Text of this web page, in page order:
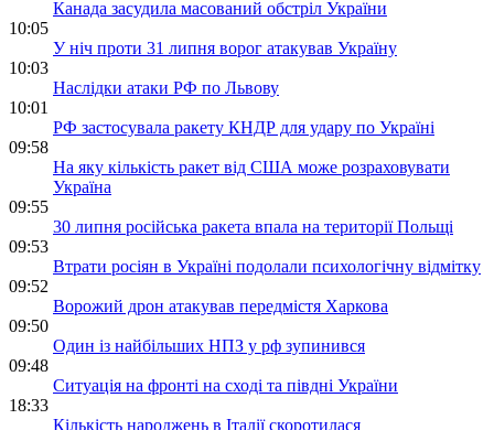
Канада засудила масований обстріл України
10:05
У ніч проти 31 липня ворог атакував Україну
10:03
Наслідки атаки РФ по Львову
10:01
РФ застосувала ракету КНДР для удару по Україні
09:58
На яку кількість ракет від США може розраховувати
Україна
09:55
30 липня російська ракета впала на території Польщі
09:53
Втрати росіян в Україні подолали психологічну відмітку
09:52
Ворожий дрон атакував передмістя Харкова
09:50
Один із найбільших НПЗ у рф зупинився
09:48
Ситуація на фронті на сході та півдні України
18:33
Кількість народжень в Італії скоротилася